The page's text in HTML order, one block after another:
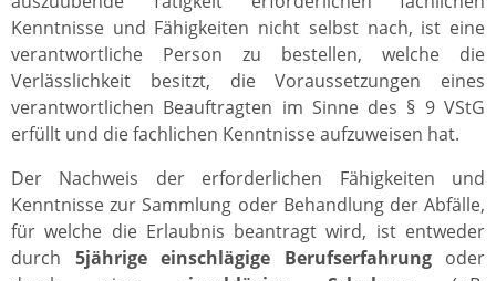
Kenntnisse und Fähigkeiten nicht selbst nach, ist eine
verantwortliche Person zu bestellen, welche die
Verlässlichkeit besitzt, die Voraussetzungen eines
verantwortlichen Beauftragten im Sinne des § 9 VStG
erfüllt und die fachlichen Kenntnisse aufzuweisen hat.
Der Nachweis der erforderlichen Fähigkeiten und
Kenntnisse zur Sammlung oder Behandlung der Abfälle,
für welche die Erlaubnis beantragt wird, ist entweder
durch 5jährige einschlägige Berufserfahrung oder